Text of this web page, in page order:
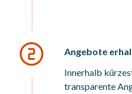
Angebote
Innerhalb
transparente